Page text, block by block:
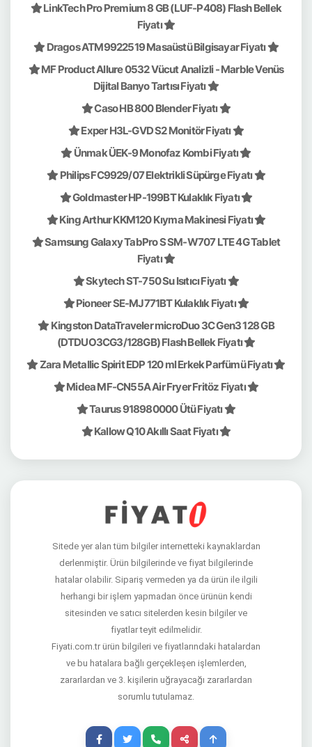
LinkTech Pro Premium 8 GB (LUF-P408) Flash Bellek
Fiyatı
Dragos ATM9922519 Masaüstü Bilgisayar Fiyatı
MF Product Allure 0532 Vücut Analizli - Marble Venüs
Dijital Banyo Tartısı Fiyatı
Caso HB 800 Blender Fiyatı
Exper H3L-GVD S2 Monitör Fiyatı
Ünmak ÜEK-9 Monofaz Kombi Fiyatı
Philips FC9929/07 Elektrikli Süpürge Fiyatı
Goldmaster HP-199BT Kulaklık Fiyatı
King Arthur KKM120 Kıyma Makinesi Fiyatı
Samsung Galaxy TabPro S SM-W707 LTE 4G Tablet
Fiyatı
Skytech ST-750 Su Isıtıcı Fiyatı
Pioneer SE-MJ771BT Kulaklık Fiyatı
Kingston DataTraveler microDuo 3C Gen3 128 GB
(DTDUO3CG3/128GB) Flash Bellek Fiyatı
Zara Metallic Spirit EDP 120 ml Erkek Parfümü Fiyatı
Midea MF-CN55A Air Fryer Fritöz Fiyatı
Taurus 918980000 Ütü Fiyatı
Kallow Q10 Akıllı Saat Fiyatı
Sitede yer alan tüm bilgiler internetteki kaynaklardan
derlenmiştir. Ürün bilgilerinde ve fiyat bilgilerinde
hatalar olabilir. Sipariş vermeden ya da ürün ile ilgili
herhangi bir işlem yapmadan önce ürünün kendi
sitesinden ve satıcı sitelerden kesin bilgiler ve
fiyatlar teyit edilmelidir.
Fiyati.com.tr ürün bilgileri ve fiyatlarındaki hatalardan
ve bu hatalara bağlı gerçekleşen işlemlerden,
zararlardan ve 3. kişilerin uğrayacağı zararlardan
sorumlu tutulamaz.